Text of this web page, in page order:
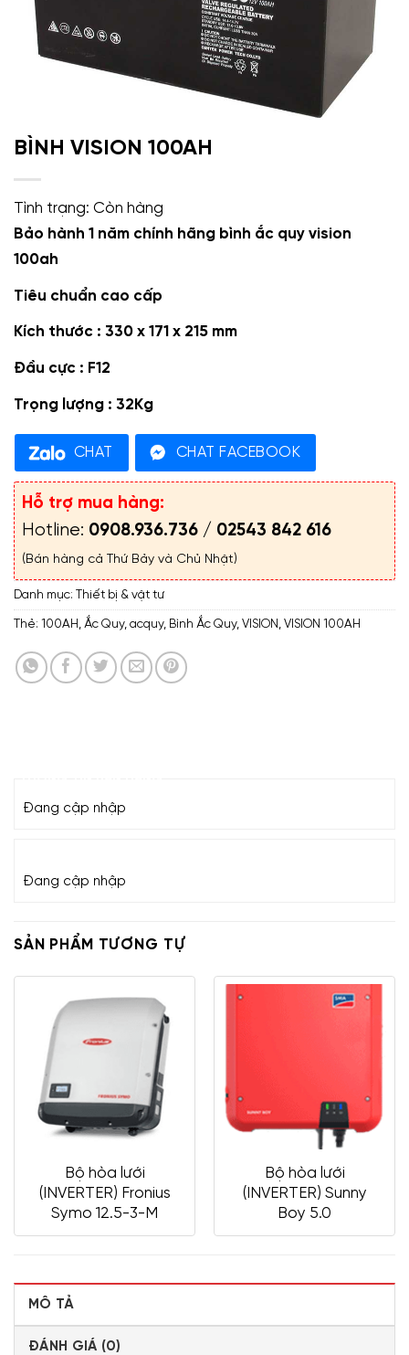
BÌNH VISION 100AH
Tình trạng: Còn hàng
Bảo hành 1 năm chính hãng bình ắc quy vision
100ah
Tiêu chuẩn cao cấp
Kích thước : 330 x 171 x 215 mm
Đầu cực : F12
Trọng lượng : 32Kg
CHAT CHAT FACEBOOK
Hỗ trợ mua hàng:
Hotline: 0908.936.736 / 02543 842 616
(Bán hàng cả Thứ Bảy và Chủ Nhật)
Danh mục: Thiết bị & vật tư
Thẻ: 100AH , Ắc Quy, acquy, Bình Ắc Quy, VISION , VISION 100AH
Đang cập nhập
Đang cập nhập
SẢN PHẨM TƯƠNG TỰ
Bộ hòa lưới
(INVERTER) Fronius
Symo 12.5-3-M
Bộ hòa lưới
(INVERTER) Sunny
Boy 5.0
MÔ TẢ
ĐÁNH GIÁ (0)